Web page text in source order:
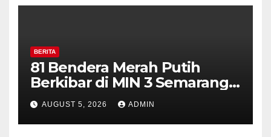
BERITA
81 Bendera Merah Putih
Berkibar di MIN 3 Semarang,
Bhabinkamtibmas Desa
Timpik Hadiri Peringatan
HUT ke-81 Kemerdekaan RI
AUGUST 5, 2026 ADMIN